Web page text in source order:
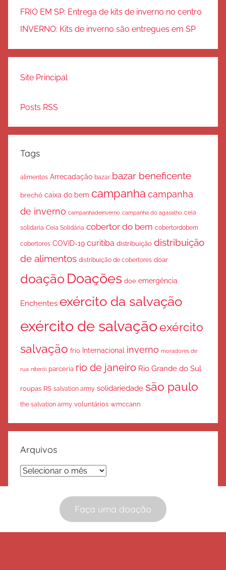
Faça uma doação
FRIO EM SP: Entrega de kits de inverno no centro
INVERNO: Kits de inverno são entregues em SP
Site Principal
Posts RSS
Tags
alimentos Arrecadação bazar bazar beneficente
brechó caixa do bem campanha campanha
de inverno campanhadeinverno campanha do agasalho ceia
solidaria Ceia Solidária cobertor do bem cobertordobem
cobertores COVID-19 curitiba distribuição distribuição
de alimentos distribuição de cobertores doar
doação Doações doe emergência
Enchentes exército da salvação
exército de salvaçãoexército
salvação frio Internacional inverno moradores de
rua niterói parceria rio de janeiro Rio Grande do Sul
roupas RS salvation army solidariedade são paulo
the salvation army voluntários wmccann
Arquivos
Arquivos